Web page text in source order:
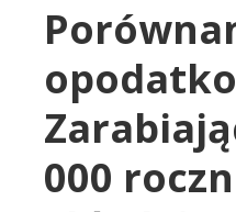
000